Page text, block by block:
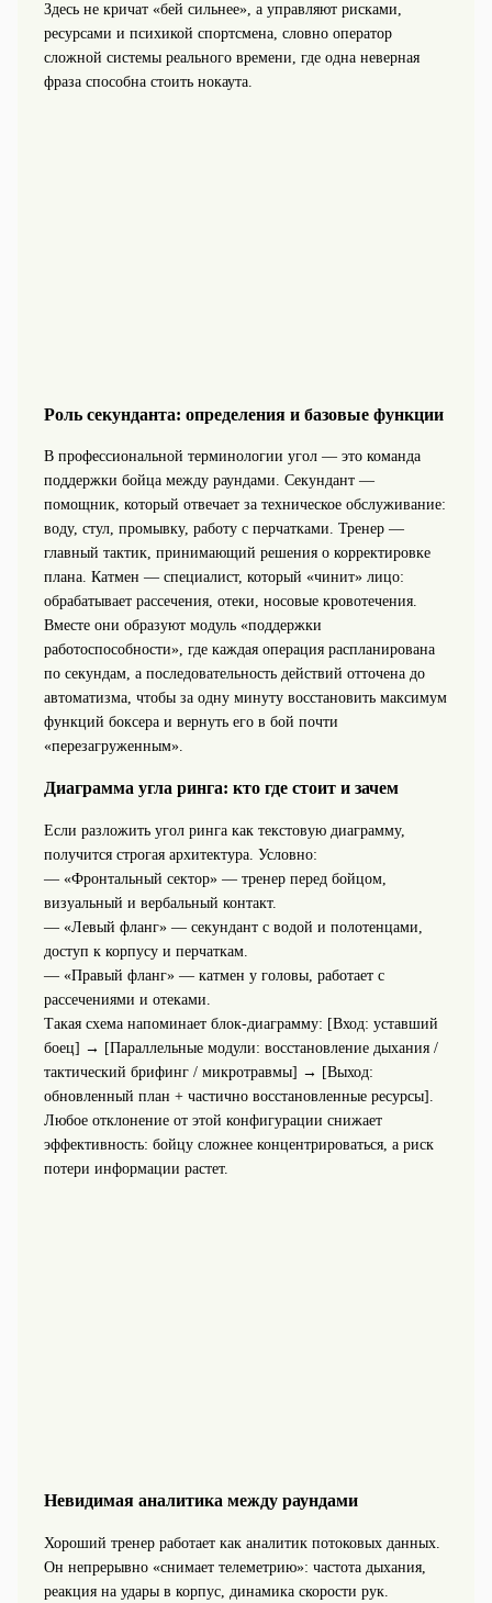
Здесь не кричат «бей сильнее», а управляют рисками,
ресурсами и психикой спортсмена, словно оператор
сложной системы реального времени, где одна неверная
фраза способна стоить нокаута.
Роль секунданта: определения и базовые функции
В профессиональной терминологии угол — это команда
поддержки бойца между раундами. Секундант —
помощник, который отвечает за техническое обслуживание:
воду, стул, промывку, работу с перчатками. Тренер —
главный тактик, принимающий решения о корректировке
плана. Катмен — специалист, который «чинит» лицо:
обрабатывает рассечения, отеки, носовые кровотечения.
Вместе они образуют модуль «поддержки
работоспособности», где каждая операция распланирована
по секундам, а последовательность действий отточена до
автоматизма, чтобы за одну минуту восстановить максимум
функций боксера и вернуть его в бой почти
«перезагруженным».
Диаграмма угла ринга: кто где стоит и зачем
Если разложить угол ринга как текстовую диаграмму,
получится строгая архитектура. Условно:
— «Фронтальный сектор» — тренер перед бойцом,
визуальный и вербальный контакт.
— «Левый фланг» — секундант с водой и полотенцами,
доступ к корпусу и перчаткам.
— «Правый фланг» — катмен у головы, работает с
рассечениями и отеками.
Такая схема напоминает блок‑диаграмму: [Вход: уставший
боец] → [Параллельные модули: восстановление дыхания /
тактический брифинг / микротравмы] → [Выход:
обновленный план + частично восстановленные ресурсы].
Любое отклонение от этой конфигурации снижает
эффективность: бойцу сложнее концентрироваться, а риск
потери информации растет.
Невидимая аналитика между раундами
Хороший тренер работает как аналитик потоковых данных.
Он непрерывно «снимает телеметрию»: частота дыхания,
реакция на удары в корпус, динамика скорости рук.